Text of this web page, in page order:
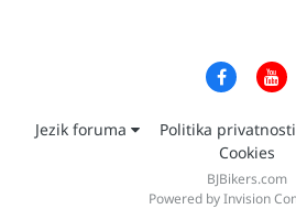
Jezik foruma Politika privatnosti
Cookies
BJBikers.com
Powered by Invision